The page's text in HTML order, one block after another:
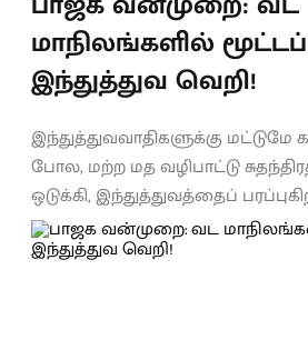
மாநிலங்களில்
இந்துத்துவ வெறி!
இந்துத்துவவாதிகளுக்கு மட்டுமே
போல, மற்ற மத வழிபாட்டு
ஒடுக்கி, இந்துத்துவத்தைப்